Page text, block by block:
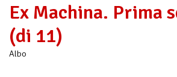
Ex Machina. Prima
(di 11)
Albo